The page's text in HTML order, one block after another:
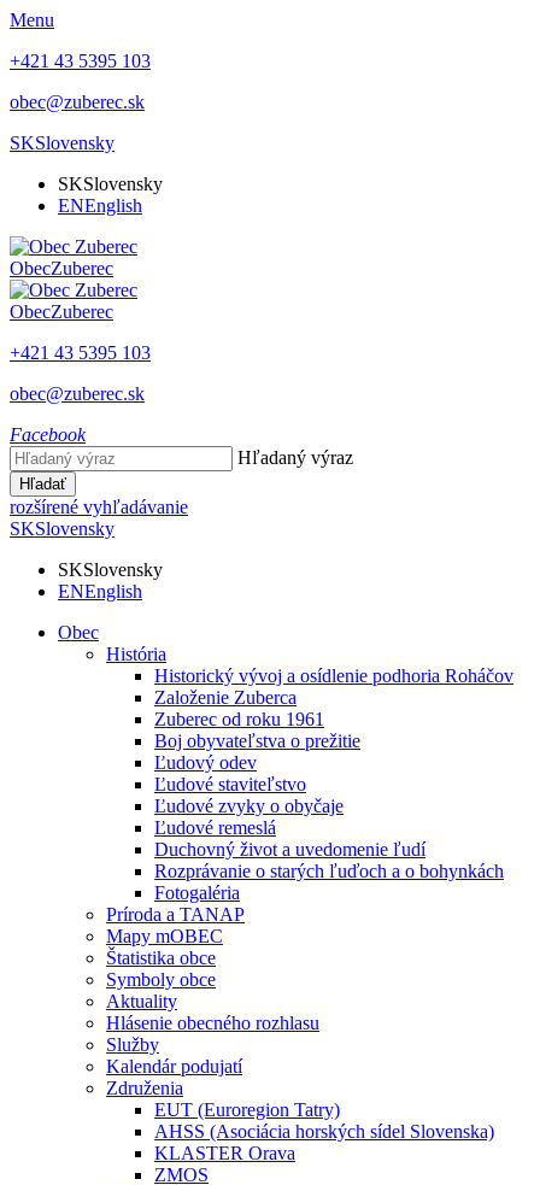
Menu
+421 43 5395 103
obec@zuberec.sk
SKSlovensky
SKSlovensky
ENEnglish
ObecZuberec
ObecZuberec
+421 43 5395 103
obec@zuberec.sk
Facebook
Hľadaný výraz
Hľadať
rozšírené vyhľadávanie
SKSlovensky
SKSlovensky
ENEnglish
Obec
História
Historický vývoj a osídlenie podhoria Roháčov
Založenie Zuberca
Zuberec od roku 1961
Boj obyvateľstva o prežitie
Ľudový odev
Ľudové staviteľstvo
Ľudové zvyky o obyčaje
Ľudové remeslá
Duchovný život a uvedomenie ľudí
Rozprávanie o starých ľuďoch a o bohynkách
Fotogaléria
Príroda a TANAP
Mapy mOBEC
Štatistika obce
Symboly obce
Aktuality
Hlásenie obecného rozhlasu
Služby
Kalendár podujatí
Združenia
EUT (Euroregion Tatry)
AHSS (Asociácia horských sídel Slovenska)
KLASTER Orava
ZMOS